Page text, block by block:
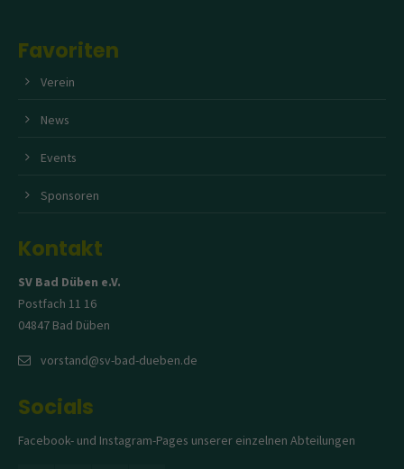
Favoriten
Verein
News
Events
Sponsoren
Kontakt
SV Bad Düben e.V.
Postfach 11 16
04847 Bad Düben
vorstand@sv-bad-dueben.de
Socials
Facebook- und Instagram-Pages unserer einzelnen Abteilungen